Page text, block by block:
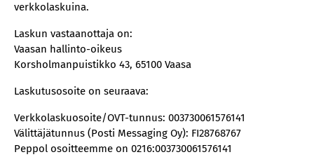
verkkolaskuina.
Laskun vastaanottaja on:
Vaasan hallinto-oikeus
Korsholmanpuistikko 43, 65100 Vaasa
Laskutusosoite on seuraava:
Verkkolaskuosoite/OVT-tunnus: 003730061576141
Välittäjätunnus (Posti Messaging Oy): FI28768767
Peppol osoitteemme on 0216:003730061576141